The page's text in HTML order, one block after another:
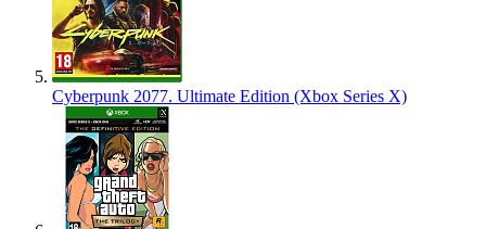
Cyberpunk 2077. Ultimate Edition (Xbox Series X)